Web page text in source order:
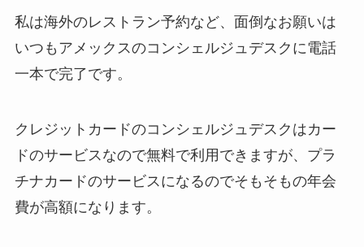
私は海外のレストラン予約など、面倒なお願いは
いつもアメックスのコンシェルジュデスクに電話
一本で完了です。
クレジットカードのコンシェルジュデスクはカー
ドのサービスなので無料で利用できますが、プラ
チナカードのサービスになるのでそもそもの年会
費が高額になります。